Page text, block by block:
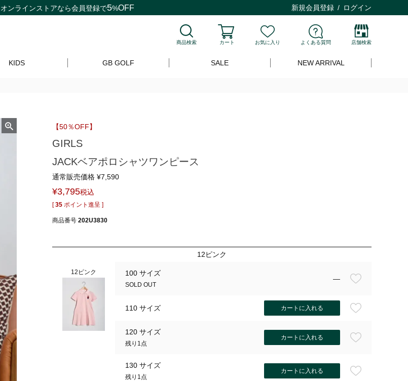
オンラインストアなら会員登録で5%OFF 新規会員登録 ログイン
商品検索 カート お気に入り よくある質問 店舗検索
KIDS GB GOLF SALE NEW ARRIVAL
【50％OFF】
GIRLS
JACKベアポロシャツワンピース
通常販売価格 ¥7,590
¥3,795税込
[ 35 ポイント進呈 ]
商品番号 202U3830
12ピンク
12ピンク 100 サイズ
SOLD OUT
—
110 サイズ カートに入れる
120 サイズ
残り1点
カートに入れる
130 サイズ
残り1点
カートに入れる